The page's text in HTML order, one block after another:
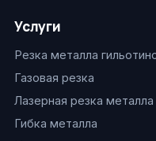
Услуги
Резка металла
Газовая резка
Лазерная резка металла
Гибка металла